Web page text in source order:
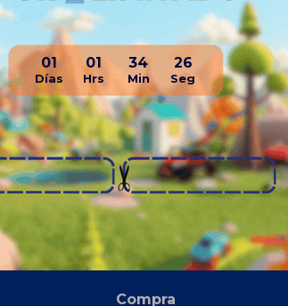
01 01 34 26
Premium Deportivo
$ 4.493 8.590 47
$
3.370
$ 3.594
$ 3.819
$ 4.044
Disponible Envío
$
Compra